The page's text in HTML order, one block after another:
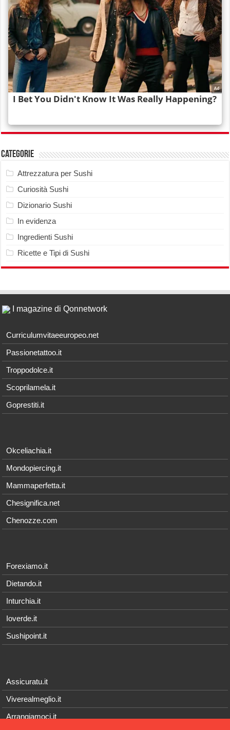
Categorie
Attrezzatura per Sushi
Curiosità Sushi
Dizionario Sushi
In evidenza
Ingredienti Sushi
Ricette e Tipi di Sushi
I magazine di Qonnetwork
Curriculumvitaeeuropeo.net
Passionetattoo.it
Troppodolce.it
Scoprilamela.it
Goprestiti.it
Okceliachia.it
Mondopiercing.it
Mammaperfetta.it
Chesignifica.net
Chenozze.com
Forexiamo.it
Dietando.it
Inturchia.it
Ioverde.it
Sushipoint.it
Assicuratu.it
Viverealmeglio.it
Arrangiamoci.it